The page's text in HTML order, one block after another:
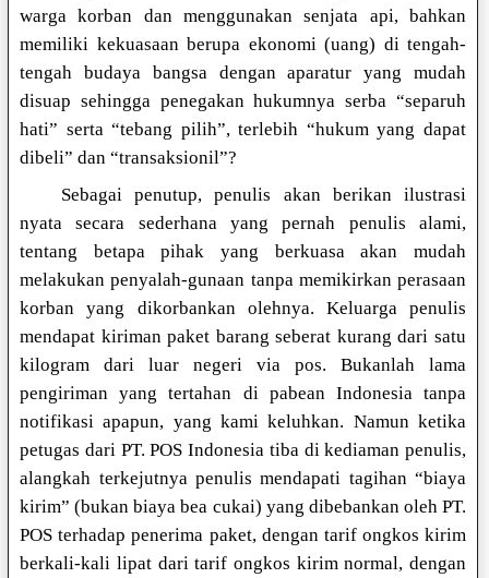
warga korban dan menggunakan senjata api, bahkan
memiliki kekuasaan berupa ekonomi (uang) di tengah-
tengah budaya bangsa dengan aparatur yang mudah
disuap sehingga penegakan hukumnya serba “separuh
hati” serta “tebang pilih”, terlebih “hukum yang dapat
dibeli” dan “transaksionil”?
Sebagai penutup, penulis akan berikan ilustrasi
nyata secara sederhana yang pernah penulis alami,
tentang betapa pihak yang berkuasa akan mudah
melakukan penyalah-gunaan tanpa memikirkan perasaan
korban yang dikorbankan olehnya. Keluarga penulis
mendapat kiriman paket barang seberat kurang dari satu
kilogram dari luar negeri via pos. Bukanlah lama
pengiriman yang tertahan di pabean Indonesia tanpa
notifikasi apapun, yang kami keluhkan. Namun ketika
petugas dari PT. POS Indonesia tiba di kediaman penulis,
alangkah terkejutnya penulis mendapati tagihan “biaya
kirim” (bukan biaya bea cukai) yang dibebankan oleh PT.
POS terhadap penerima paket, dengan tarif ongkos kirim
berkali-kali lipat dari tarif ongkos kirim normal, dengan